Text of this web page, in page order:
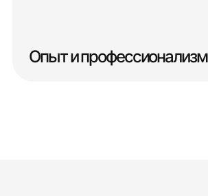
Опыт и профессионализм